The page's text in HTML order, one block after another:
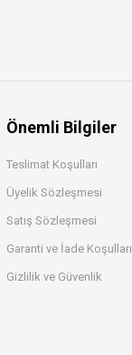
Önemli Bilgiler
Teslimat Koşulları
Üyelik Sözleşmesi
Satış Sözleşmesi
Garanti ve İade Koşulları
Gizlilik ve Güvenlik